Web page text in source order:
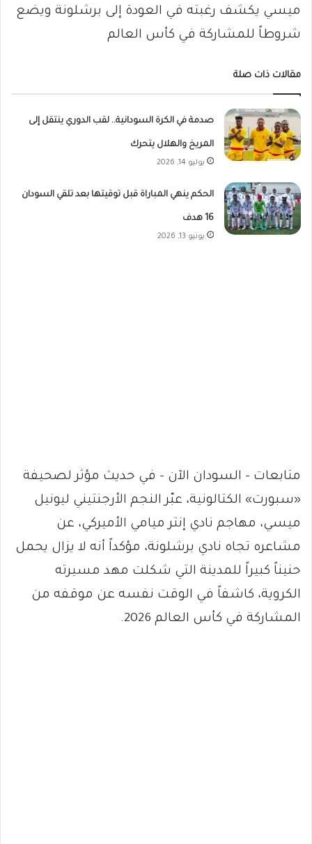
ميسي يكشف رغبته في العودة إلى برشلونة ويضع
شروطاً للمشاركة في كأس العالم
مقالات ذات صلة
صدمة في الكرة السودانية.. لقب الدوري ينتقل إلى
المريخ والهلال يتحرك
يوليو 14, 2026
الحكم ينهي المباراة قبل توقيتها بعد تلقي السودان
16 هدف
يونيو 13, 2026
متابعات – السودان الآن – في حديث مؤثر لصحيفة
«سبورت» الكتالونية، عبّر النجم الأرجنتيني ليونيل
ميسي، مهاجم نادي إنتر ميامي الأميركي، عن
مشاعره تجاه نادي برشلونة، مؤكداً أنه لا يزال يحمل
حنيناً كبيراً للمدينة التي شكلت مهد مسيرته
الكروية، كاشفاً في الوقت نفسه عن موقفه من
المشاركة في كأس العالم 2026.